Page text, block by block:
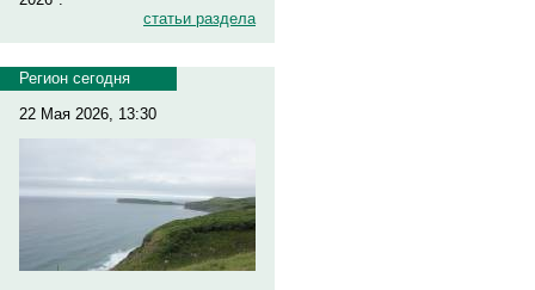
статьи раздела
Регион сегодня
22 Мая 2026, 13:30